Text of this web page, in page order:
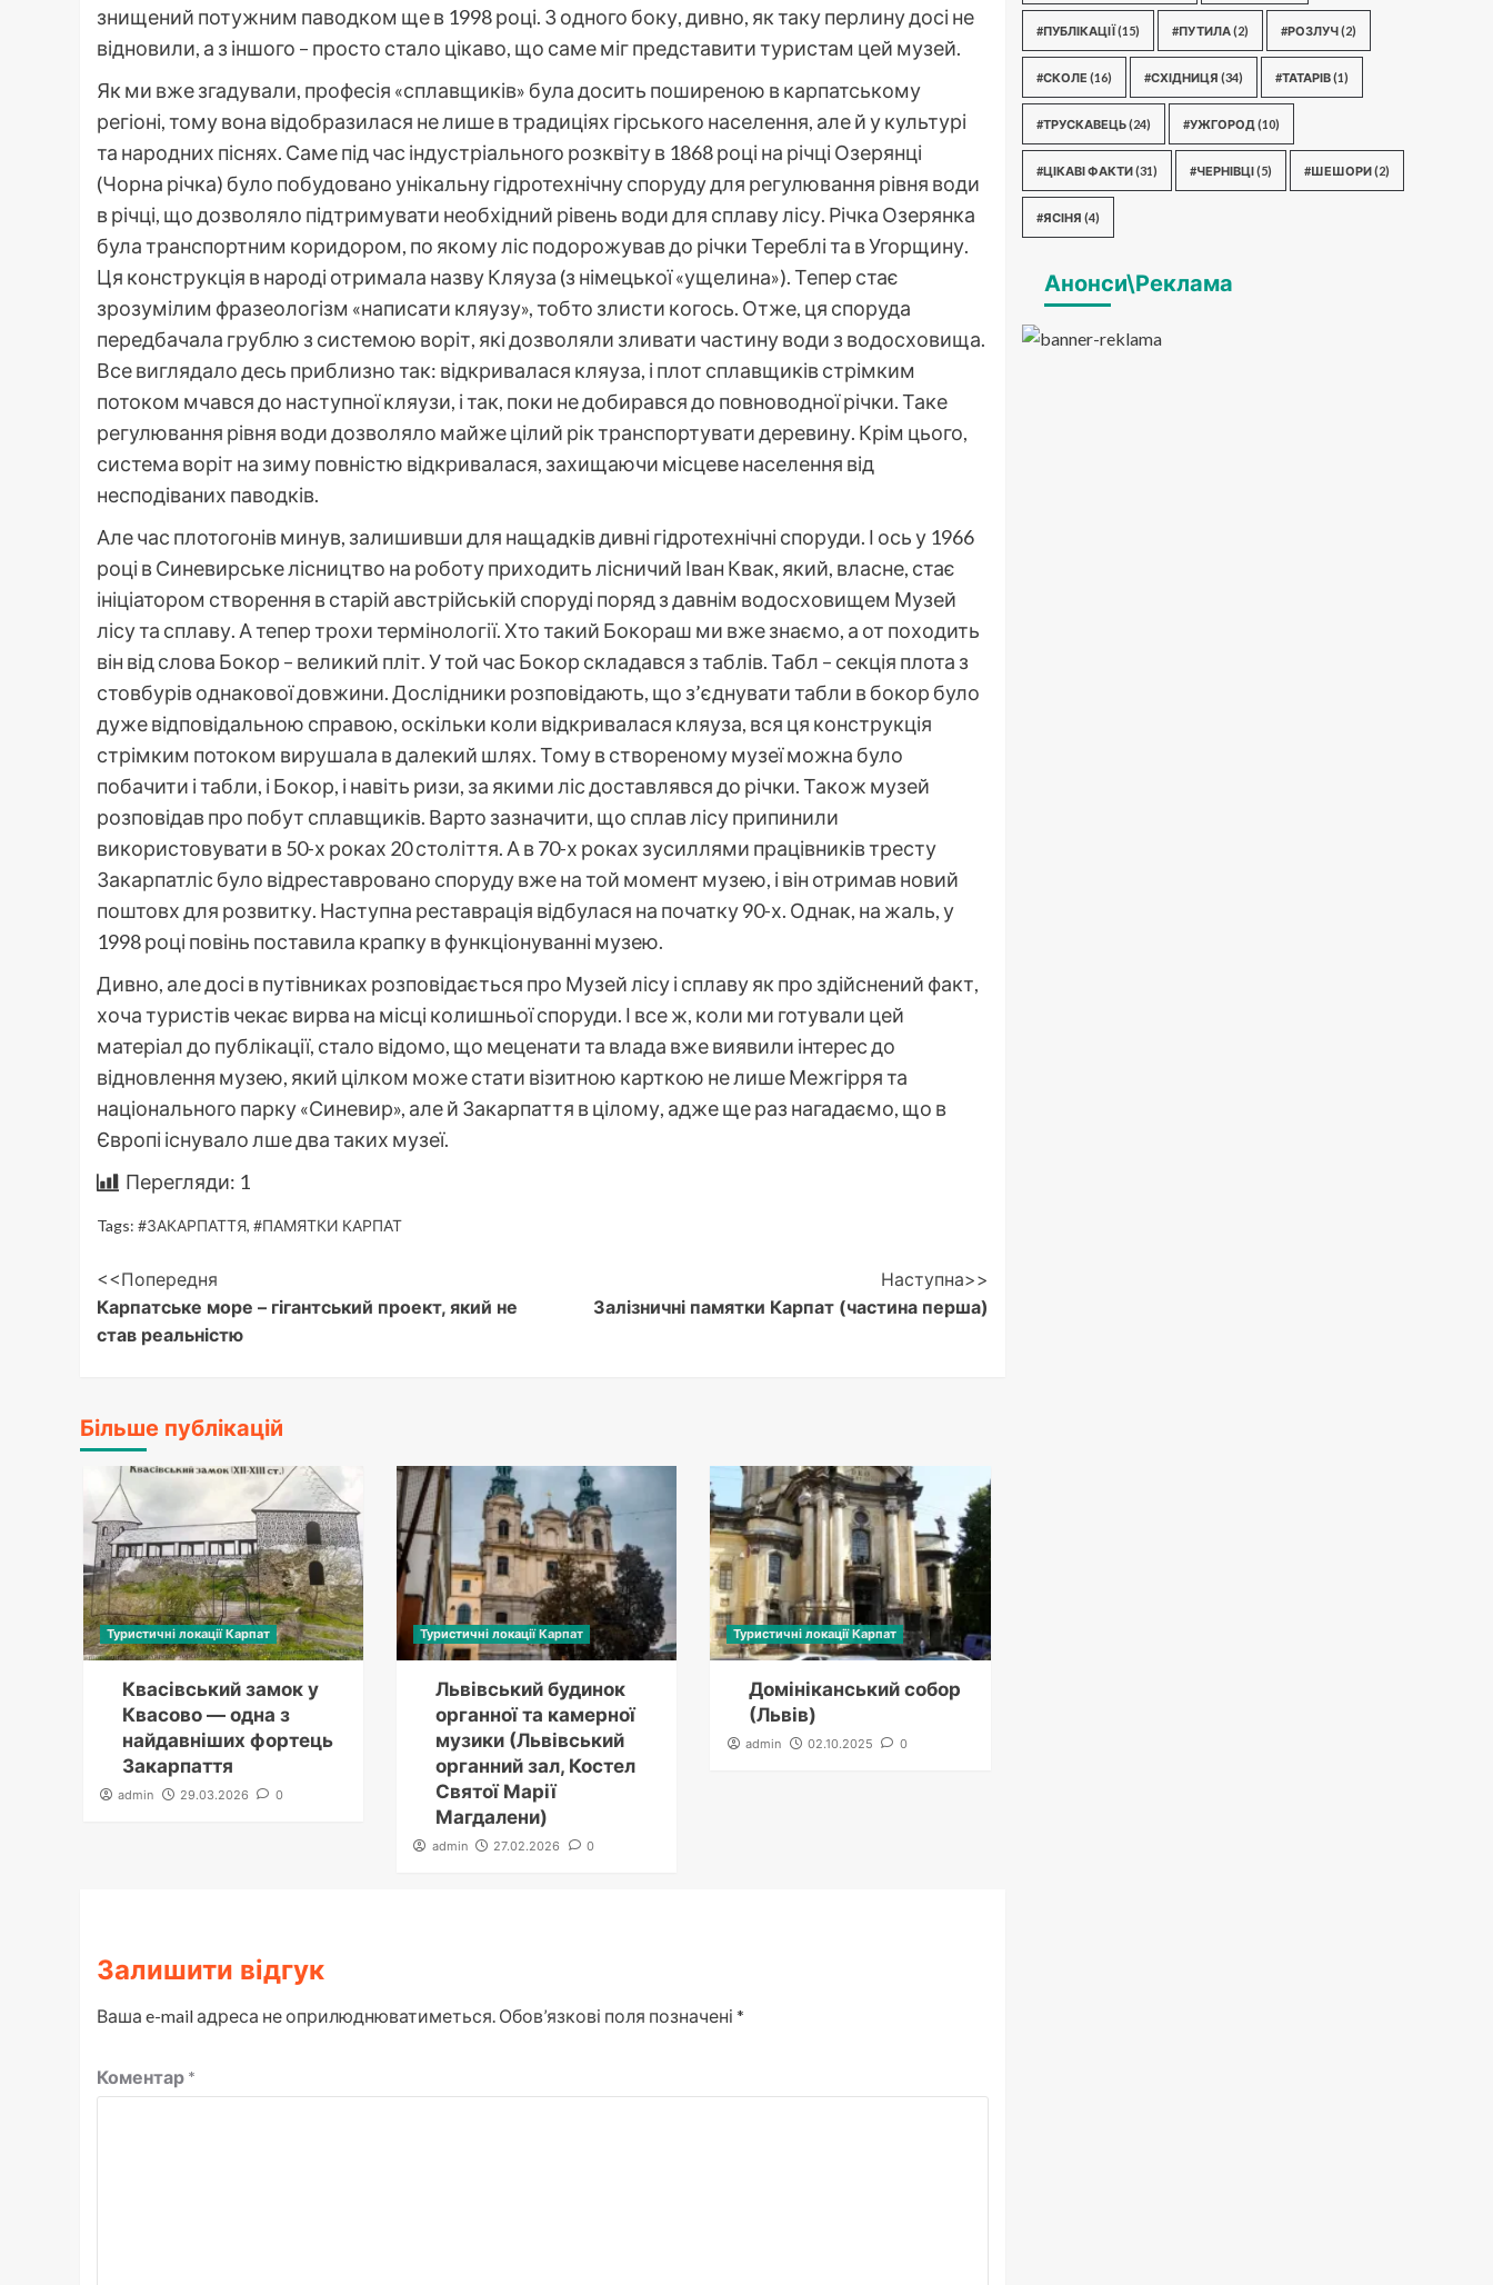
знищений потужним паводком ще в 1998 році. З одного боку, дивно, як таку перлину досі не
відновили, а з іншого – просто стало цікаво, що саме міг представити туристам цей музей.
Як ми вже згадували, професія «сплавщиків» була досить поширеною в карпатському
регіоні, тому вона відобразилася не лише в традиціях гірського населення, але й у культурі
та народних піснях. Саме під час індустріального розквіту в 1868 році на річці Озерянці
(Чорна річка) було побудовано унікальну гідротехнічну споруду для регулювання рівня води
в річці, що дозволяло підтримувати необхідний рівень води для сплаву лісу. Річка Озерянка
була транспортним коридором, по якому ліс подорожував до річки Тереблі та в Угорщину.
Ця конструкція в народі отримала назву Кляуза (з німецької «ущелина»). Тепер стає
зрозумілим фразеологізм «написати кляузу», тобто злисти когось. Отже, ця споруда
передбачала грублю з системою воріт, які дозволяли зливати частину води з водосховища.
Все виглядало десь приблизно так: відкривалася кляуза, і плот сплавщиків стрімким
потоком мчався до наступної кляузи, і так, поки не добирався до повноводної річки. Таке
регулювання рівня води дозволяло майже цілий рік транспортувати деревину. Крім цього,
система воріт на зиму повністю відкривалася, захищаючи місцеве населення від
несподіваних паводків.
Але час плотогонів минув, залишивши для нащадків дивні гідротехнічні споруди. І ось у 1966
році в Синевирське лісництво на роботу приходить лісничий Іван Квак, який, власне, стає
ініціатором створення в старій австрійській споруді поряд з давнім водосховищем Музей
лісу та сплаву. А тепер трохи термінології. Хто такий Бокораш ми вже знаємо, а от походить
він від слова Бокор – великий пліт. У той час Бокор складався з таблів. Табл – секція плота з
стовбурів однакової довжини. Дослідники розповідають, що з’єднувати табли в бокор було
дуже відповідальною справою, оскільки коли відкривалася кляуза, вся ця конструкція
стрімким потоком вирушала в далекий шлях. Тому в створеному музеї можна було
побачити і табли, і Бокор, і навіть ризи, за якими ліс доставлявся до річки. Також музей
розповідав про побут сплавщиків. Варто зазначити, що сплав лісу припинили
використовувати в 50-х роках 20 століття. А в 70-х роках зусиллями працівників тресту
Закарпатліс було відреставровано споруду вже на той момент музею, і він отримав новий
поштовх для розвитку. Наступна реставрація відбулася на початку 90-х. Однак, на жаль, у
1998 році повінь поставила крапку в функціонуванні музею.
Дивно, але досі в путівниках розповідається про Музей лісу і сплаву як про здійснений факт,
хоча туристів чекає вирва на місці колишньої споруди. І все ж, коли ми готували цей
матеріал до публікації, стало відомо, що меценати та влада вже виявили інтерес до
відновлення музею, який цілком може стати візитною карткою не лише Межгірря та
національного парку «Синевир», але й Закарпаття в цілому, адже ще раз нагадаємо, що в
Європі існувало лше два таких музеї.
Перегляди: 1
Tags: #ЗАКАРПАТТЯ, #ПАМЯТКИ КАРПАТ
Post
Navigation
<<Попередня
Карпатське море – гігантський проект, який не
став реальністю
Наступна>>
Залізничні памятки Карпат (частина перша)
Більше публікацій
Туристичні локації Карпат
Квасівський замок у
Квасово — одна з
найдавніших фортець
Закарпаття
admin 29.03.2026 0
Туристичні локації Карпат
Львівський будинок
органної та камерної
музики (Львівський
органний зал, Костел
Святої Марії
Магдалени)
admin 27.02.2026 0
Туристичні локації Карпат
Домініканський собор
(Львів)
admin 02.10.2025 0
Залишити відгук
Ваша e-mail адреса не оприлюднюватиметься. Обов’язкові поля позначені *
Коментар *
#ПУБЛІКАЦІЇ(15) #ПУТИЛА(2) #РОЗЛУЧ(2)
#СКОЛЕ (16) #СХІДНИЦЯ (34) #ТАТАРІВ(1)
#ТРУСКАВЕЦЬ(24) #УЖГОРОД (10)
#ЦІКАВІ ФАКТИ(31) #ЧЕРНІВЦІ(5) #ШЕШОРИ(2)
#ЯСІНЯ (4)
Анонси\Реклама